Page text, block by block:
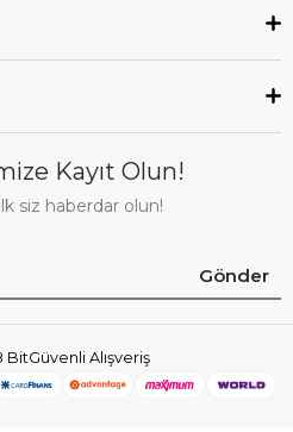
Kayıt Olun!
siz haberdar olun!
Gönder
BitGüvenli Alışveriş